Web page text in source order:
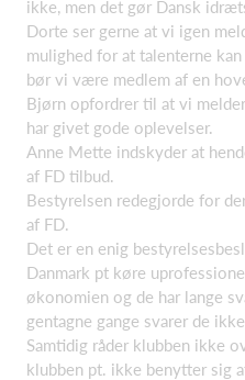
ikke, men det gør Dansk
Dorte ser gerne at vi igen
mulighed for at talenterne
bør vi være medlem af en
Bjørn opfordrer til at vi
har givet gode oplevelser.
Anne Mette indskyder at
af FD tilbud.
Bestyrelsen redegjorde for
af FD.
Det er en enig
Danmark pt køre
økonomien og de har lange
gentagne gange svarer de
Samtidig råder klubben ikke
klubben pt. ikke benytter sig